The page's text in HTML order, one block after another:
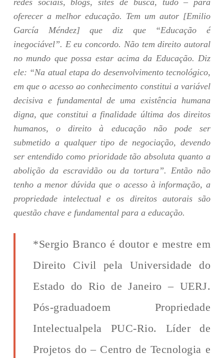
redes sociais, blogs, sites de busca, tudo – para
oferecer a melhor educação. Tem um autor [Emilio
García Méndez] que diz que “Educação é
inegociável”. E eu concordo. Não tem direito autoral
no mundo que possa estar acima da Educação. Diz
ele: “Na atual etapa do desenvolvimento tecnológico,
em que o acesso ao conhecimento constitui a variável
decisiva e fundamental de uma existência humana
digna, que constitui a finalidade última dos direitos
humanos, o direito à educação não pode ser
submetido a qualquer tipo de negociação, devendo
ser entendido como prioridade tão absoluta quanto a
abolição da escravidão ou da tortura”. Então não
tenho a menor dúvida que o acesso à informação, a
propriedade intelectual e os direitos autorais são
questão chave e fundamental para a educação.
*Sergio Branco é doutor e mestre em
Direito Civil pela Universidade do
Estado do Rio de Janeiro – UERJ.
Pós-graduadoem Propriedade
Intelectualpela PUC-Rio. Líder de
Projetos do – Centro de Tecnologia e